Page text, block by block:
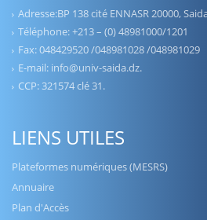
Adresse:BP 138 cité ENNASR 20000,
Téléphone: +213 – (0) 48981000/1201
Fax: 048429520 /048981028 /048981029
E-mail: info@univ-saida.dz.
CCP: 321574 clé 31.
LIENS UTILES
Plateformes numériques (MESRS)
Annuaire
Plan d'Accès